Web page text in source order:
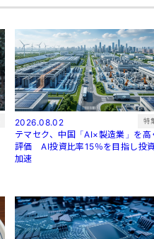
2026.08.02 特
テマセク、中国「AI×製造業」を高
評価 AI投資比率15％を目指し投
加速